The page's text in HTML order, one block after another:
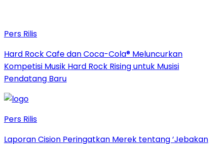
Pers Rilis
Hard Rock Cafe dan Coca-Cola® Meluncurkan
Kompetisi Musik Hard Rock Rising untuk Musisi
Pendatang Baru
Pers Rilis
Laporan Cision Peringatkan Merek tentang ‘Jebakan